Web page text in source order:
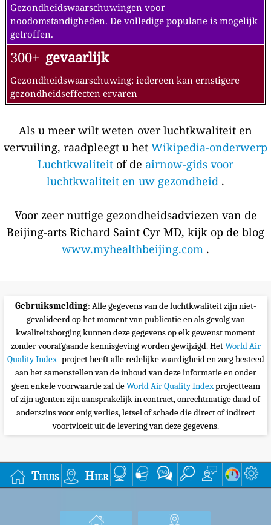
Gezondheidswaarschuwingen voor
noodomstandigheden. De volledige populatie is mogelijk
getroffen.
300+ gevaarlijk
Gezondheidswaarschuwing: iedereen kan ernstigere
gezondheidseffecten ervaren
Als u meer wilt weten over luchtkwaliteit en
vervuiling, raadpleegt u het Wikipedia-onderwerp
Luchtkwaliteit of de airnow-gids voor
luchtkwaliteit en uw gezondheid .
Voor zeer nuttige gezondheidsadviezen van de
Beijing-arts Richard Saint Cyr MD, kijk op de blog
www.myhealthbeijing.com .
Gebruiksmelding: Alle gegevens van de luchtkwaliteit zijn niet-
gevalideerd op het moment van publicatie en als gevolg van
kwaliteitsborging kunnen deze gegevens op elk gewenst moment
zonder voorafgaande kennisgeving worden gewijzigd. HetWorld Air
Quality Index-project heeft alle redelijke vaardigheid en zorg besteed
aan het samenstellen van de inhoud van deze informatie en onder
geen enkele voorwaarde zal deWorld Air Quality Indexprojectteam
of zijn agenten zijn aansprakelijk in contract, onrechtmatige daad of
anderszins voor enig verlies, letsel of schade die direct of indirect
voortvloeit uit de levering van deze gegevens.
Thuis Hier